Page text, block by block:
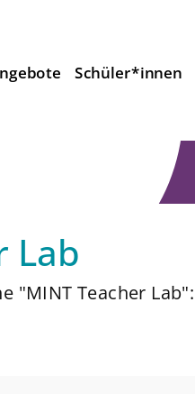
Schüler*innen
Lab
"MINT Teacher Lab":